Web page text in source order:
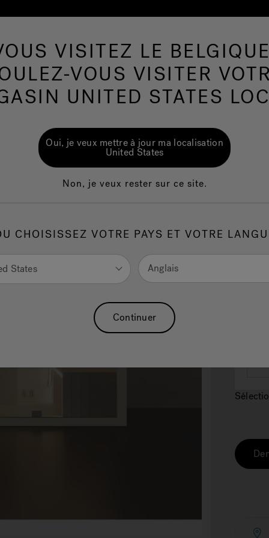
Nage Salle de bains Wellness Le
VISITEZ LE
VOUS VISITER
UNITED STATES
Oui, je veux mettre à jour ma localisation
United States
Non, je veux rester sur ce site.
CHOISISSEZ VOTRE PAYS ET VOTRE
States Anglais
Continuer